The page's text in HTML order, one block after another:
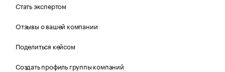
Стать экспертом
Отзывы о вашей компании
Поделиться кейсом
Создать профиль группы компаний